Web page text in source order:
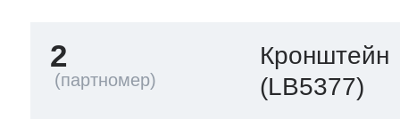
по уходу
2
Кронштейн
(LB5377)